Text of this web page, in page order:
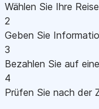
Wählen Sie Ihre
2
Geben Sie
3
Bezahlen Sie auf
4
Prüfen Sie nach der